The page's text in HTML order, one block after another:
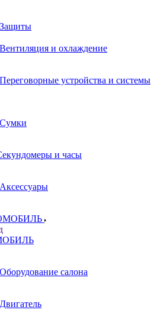
Защиты
Вентиляция и охлаждение
Переговорные устройства и системы
Сумки
и часы
Аксессуары
Оборудование салона
Двигатель